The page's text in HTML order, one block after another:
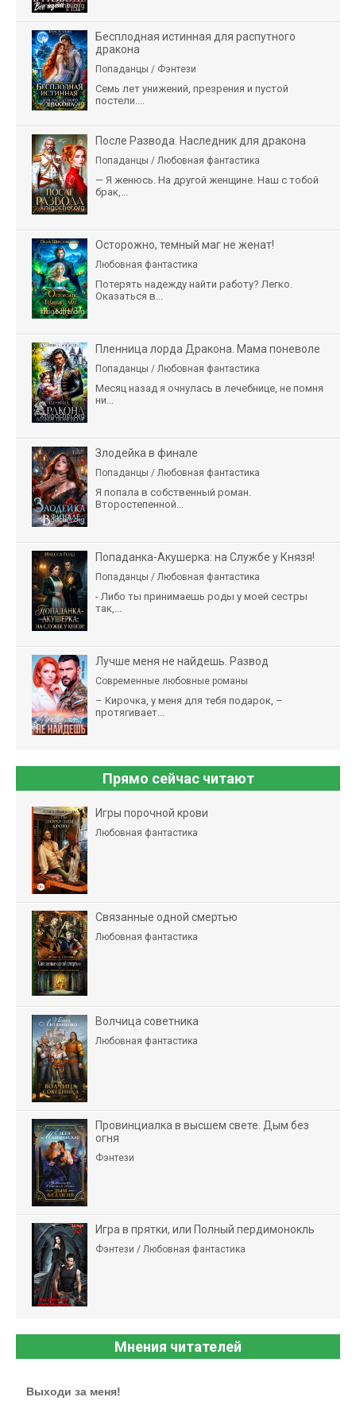
Бесплодная истинная для распутного
дракона
Попаданцы / Фэнтези
Семь лет унижений, презрения и пустой
постели....
После Развода. Наследник для дракона
Попаданцы / Любовная фантастика
— Я женюсь. На другой женщине. Наш с тобой
брак,...
Осторожно, темный маг не женат!
Любовная фантастика
Потерять надежду найти работу? Легко.
Оказаться в...
Пленница лорда Дракона. Мама поневоле
Попаданцы / Любовная фантастика
Месяц назад я очнулась в лечебнице, не помня
ни...
Злодейка в финале
Попаданцы / Любовная фантастика
Я попала в собственный роман.
Второстепенной...
Попаданка-Акушерка: на Службе у Князя!
Попаданцы / Любовная фантастика
- Либо ты принимаешь роды у моей сестры
так,...
Лучше меня не найдешь. Развод
Современные любовные романы
– Кирочка, у меня для тебя подарок, –
протягивает...
Прямо сейчас читают
Игры порочной крови
Любовная фантастика
Связанные одной смертью
Любовная фантастика
Волчица советника
Любовная фантастика
Провинциалка в высшем свете. Дым без
огня
Фэнтези
Игра в прятки, или Полный пердимонокль
Фэнтези / Любовная фантастика
Мнения читателей
Выходи за меня!